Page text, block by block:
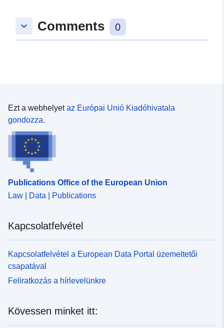
keyboard_arrow_down Comments 0
Ezt a webhelyetaz Európai Unió Kiadóhivatala
gondozza.
Publications Office of the European Union
Law | Data | Publications
Kapcsolatfelvétel
Kapcsolatfelvétel a European Data Portal üzemeltetői
csapatával
Feliratkozás a hírlevelünkre
Kövessen minket itt: